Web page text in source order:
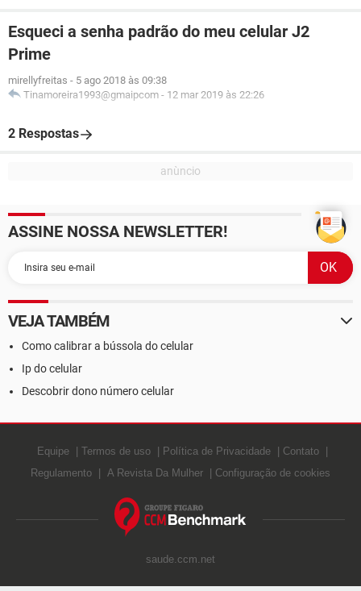
Esqueci a senha padrão do meu celular J2
Prime
mirellyfreitas - 5 ago 2018 às 09:38
Tinamoreira1993@gmaipcom - 12 mar 2019 às 22:26
2 Respostas
ASSINE NOSSA NEWSLETTER!
VEJA TAMBÉM
Como calibrar a bússola do celular
Ip do celular
Descobrir dono número celular
Equipe Termos de uso Política de Privacidade
Contato
Regulamento
A Revista Da Mulher Configuração de cookies
saude.ccm.net